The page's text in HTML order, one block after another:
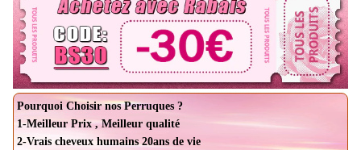
Pourquoi Choisir nos Perruques ?
1-Meilleur Prix , Meilleur qualité
2-Vrais cheveux humains 20ans de vie